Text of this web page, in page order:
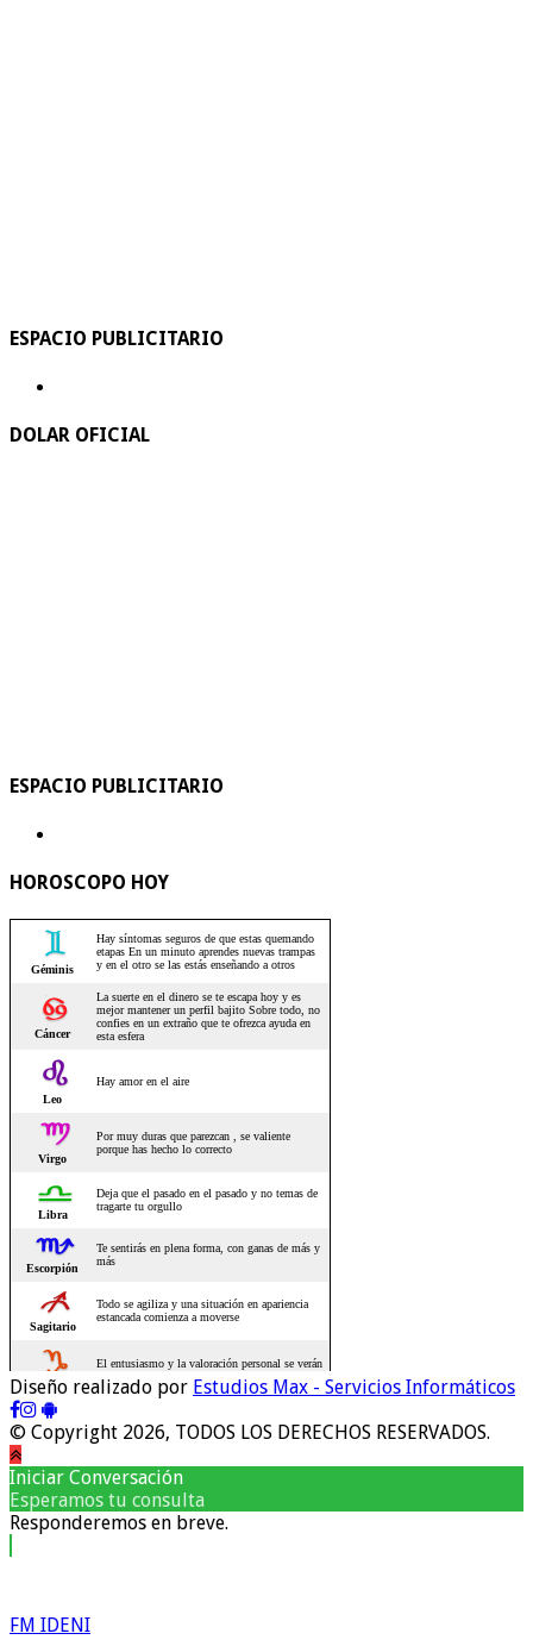
ESPACIO PUBLICITARIO
DOLAR OFICIAL
ESPACIO PUBLICITARIO
HOROSCOPO HOY
Diseño realizado por Estudios Max - Servicios Informáticos
© Copyright 2026, TODOS LOS DERECHOS RESERVADOS.
Iniciar Conversación
Esperamos tu consulta
Responderemos en breve.
FM IDENI